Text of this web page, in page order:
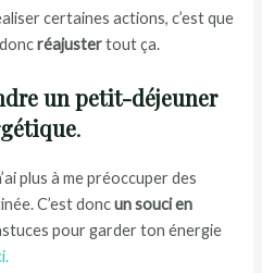
certaines actions, c’est que
réajustertout ça.
un petit-déjeuner
.
plus à me préoccuper des
C’est doncun souci en
pour garder ton énergie